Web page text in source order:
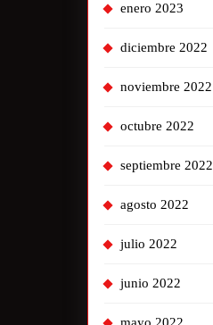
enero 2023
diciembre 2022
noviembre 2022
octubre 2022
septiembre 2022
agosto 2022
julio 2022
junio 2022